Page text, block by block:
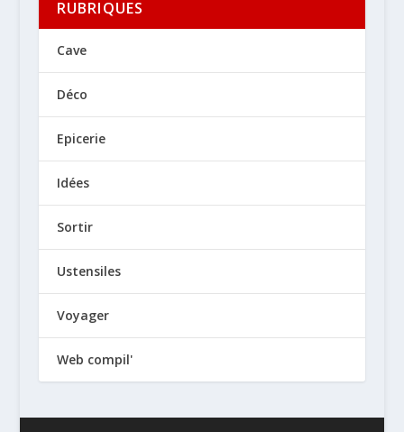
RUBRIQUES
Cave
Déco
Epicerie
Idées
Sortir
Ustensiles
Voyager
Web compil'